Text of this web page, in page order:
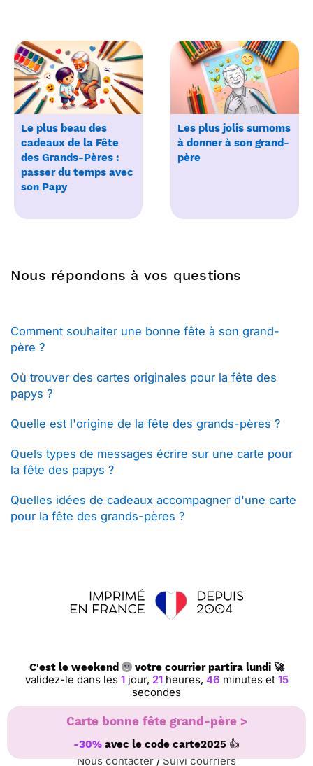
Carte bonne fête grand-père >
-30% avec le code carte2025 👍
Le plus beau des
cadeaux de la Fête
des Grands-Pères :
passer du temps avec
son Papy
Les plus jolis surnoms
à donner à son grand-
père
Nous répondons à vos questions
Comment souhaiter une bonne fête à son grand-
père ?
Où trouver des cartes originales pour la fête des
papys ?
Quelle est l'origine de la fête des grands-pères ?
Quels types de messages écrire sur une carte pour
la fête des papys ?
Quelles idées de cadeaux accompagner d'une carte
pour la fête des grands-pères ?
C'est le weekend votre courrier partira lundi 🚀
validez-le dans les 1jour, 21heures, 46 minutes et 14
secondes
Nous contacter/Suivi courriers